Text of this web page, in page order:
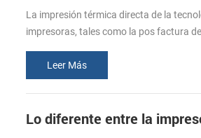
La impresión térmica directa de la
impresoras, tales como la pos factura
Leer Más